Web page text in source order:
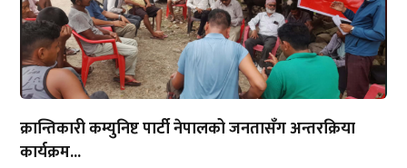
क्रान्तिकारी कम्युनिष्ट पार्टी नेपालको जनतासँग अन्तरक्रिया
कार्यक्रम...